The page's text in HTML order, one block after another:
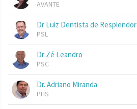
AVANTE
Dr Luiz Dentista de Resplendor
PSL
Dr Zé Leandro
PSC
Dr. Adriano Miranda
PHS